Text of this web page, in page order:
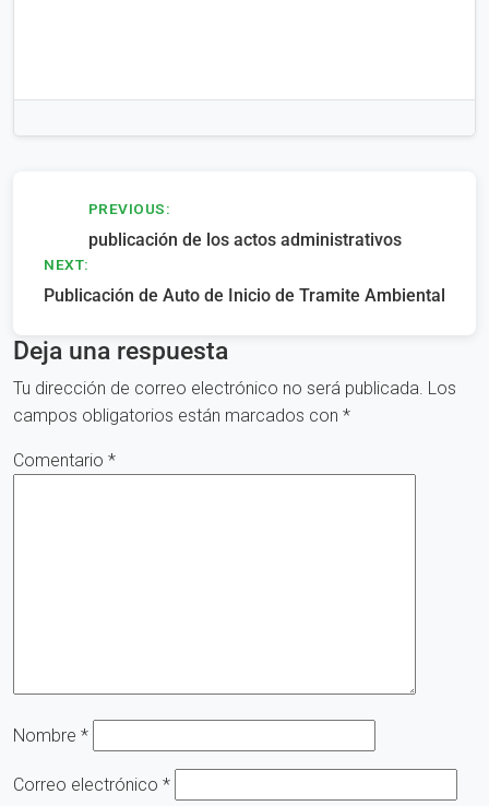
Navegación
entradas
PREVIOUS:
publicación de los actos administrativos
NEXT:
Publicación de Auto de Inicio de Tramite Ambiental
Deja una respuesta
Tu dirección de correo electrónico no será publicada. Los
campos obligatorios están marcados con *
Comentario *
Nombre *
Correo electrónico *